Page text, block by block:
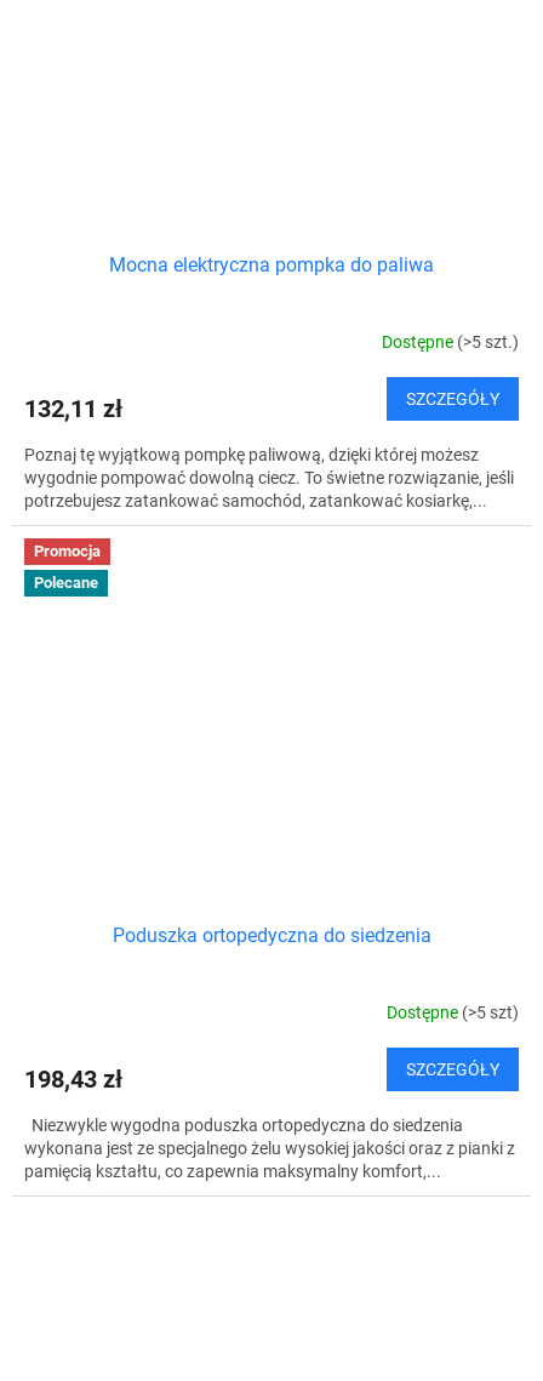
Mocna elektryczna pompka do paliwa
Dostępne (>5 szt.)
132,11 zł SZCZEGÓŁY
Poznaj tę wyjątkową pompkę paliwową, dzięki której możesz
wygodnie pompować dowolną ciecz. To świetne rozwiązanie, jeśli
potrzebujesz zatankować samochód, zatankować kosiarkę,...
Promocja
Polecane
Poduszka ortopedyczna do siedzenia
Dostępne (>5 szt)
198,43 zł SZCZEGÓŁY
Niezwykle wygodna poduszka ortopedyczna do siedzenia
wykonana jest ze specjalnego żelu wysokiej jakości oraz z pianki z
pamięcią kształtu, co zapewnia maksymalny komfort,...